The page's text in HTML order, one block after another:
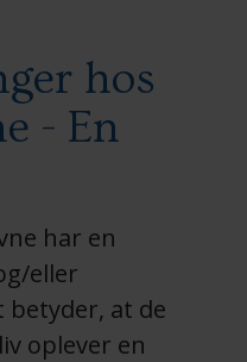
hos
- En
har en
eller
at de
oplever en